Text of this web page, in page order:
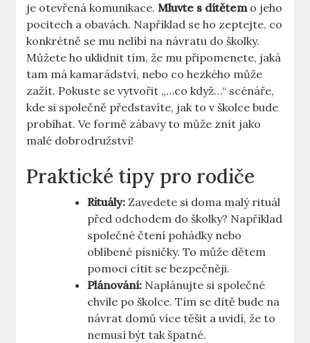
je otevřená komunikace.Mluvte s dítětemo jeho
pocitech a obavách. Například se ho zeptejte, co
konkrétně se mu nelíbí na návratu do školky.
Můžete ho uklidnit tím, že mu připomenete, jaká
tam má kamarádství, nebo co hezkého může
zažít. Pokuste se vytvořit „…co když…“ scénáře,
kde si společně představíte, jak to v školce bude
probíhat. Ve formě zábavy to může znít jako
malé dobrodružství!
Praktické tipy pro rodiče
Rituály: Zavedete si doma malý rituál
před odchodem do školky? Například
společné čtení pohádky nebo
oblíbené písničky. To může dětem
pomoci cítit se bezpečněji.
Plánování: Naplánujte si společné
chvíle po školce. Tím se dítě bude na
návrat domů více těšit a uvidí, že to
nemusí být tak špatné.